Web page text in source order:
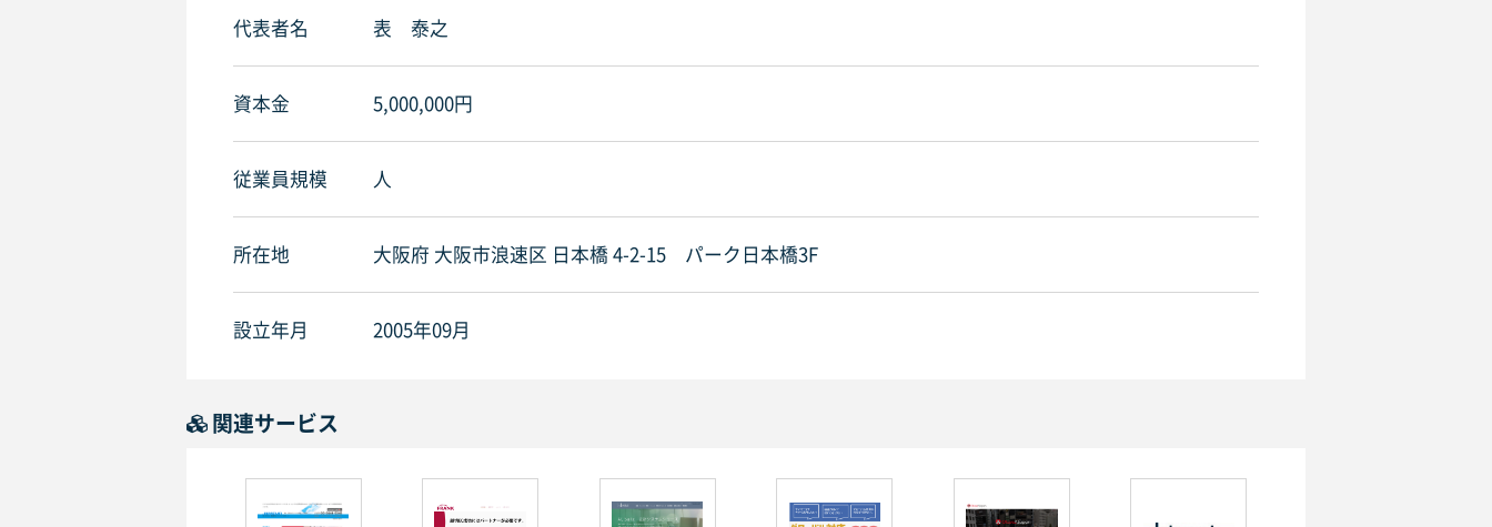
代表者名 表 泰之
資本金 5,000,000円
従業員規模 人
所在地 大阪府 大阪市浪速区 日本橋 4-2-15 パーク日本橋3F
設立年月 2005年09月
関連サービス